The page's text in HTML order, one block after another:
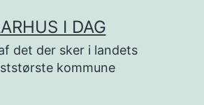
I DAG
det der sker i landets
kommune